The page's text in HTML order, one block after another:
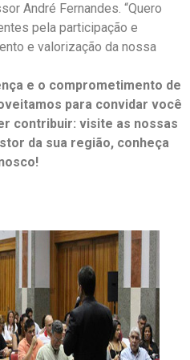
André Fernandes. “Quero
pela participação e
e valorização da nossa
e o comprometimento de
para convidar você
contribuir: visite as nossas
da sua região, conheça